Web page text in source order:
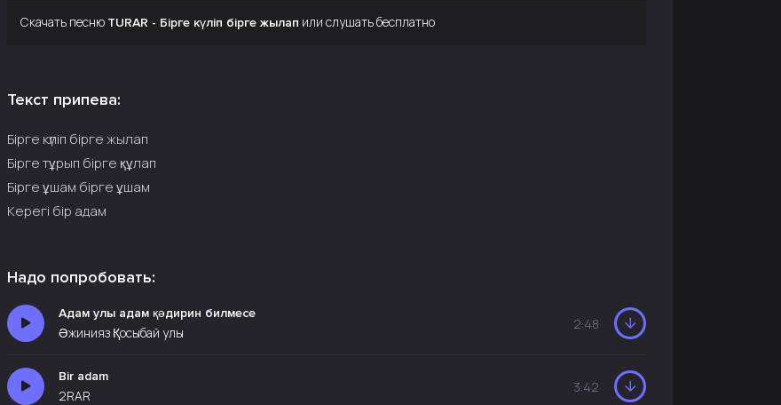
Скачать песню TURAR - Бірге күліп бірге жылап или слушать бесплатно
Текст припева:
Бірге күліп бірге жылап
Бірге тұрып бірге құлап
Бірге ұшам бірге ұшам
Керегі бір адам
Надо попробовать:
Адам улы адам қәдирин билмесе
Әжинияз Қосыбай улы
2:48
Bir adam
2RAR
3:42